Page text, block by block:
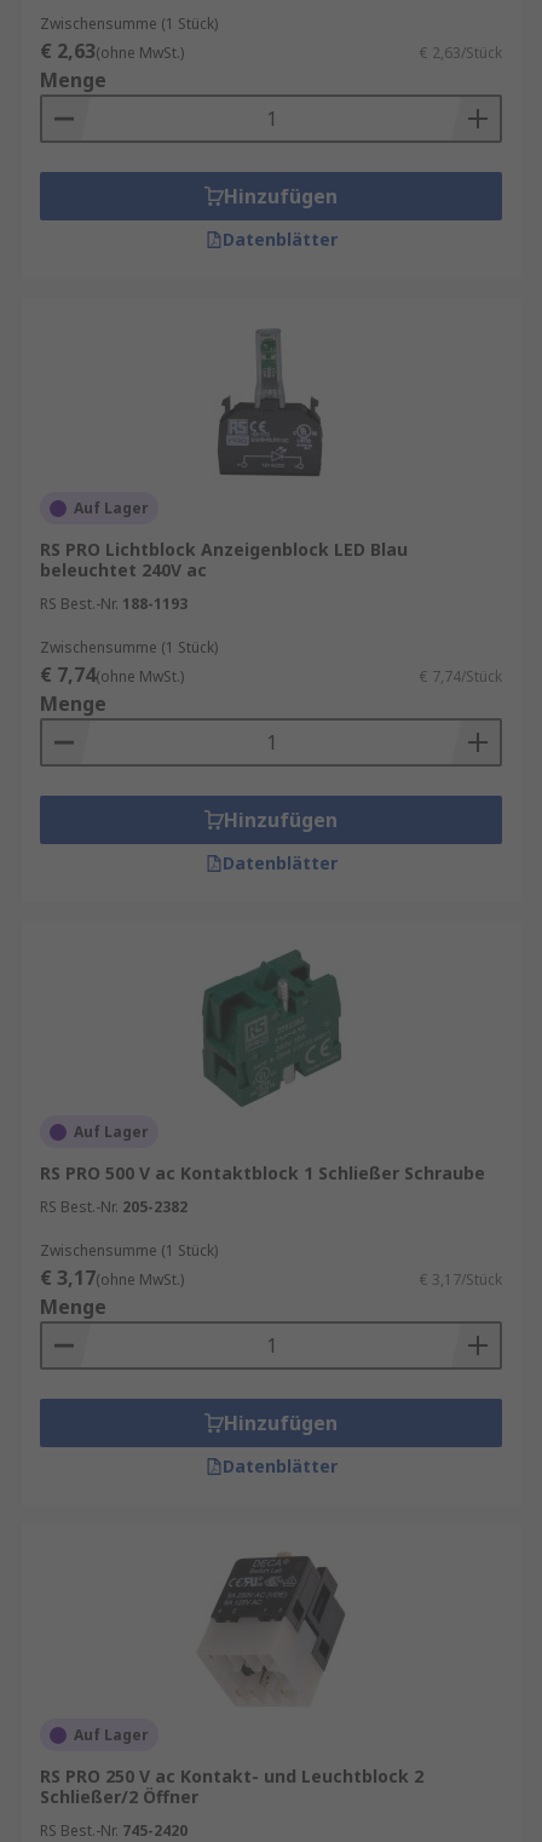
eine garantierte Lieferung am nächsten Werktag
sowie zum Mindestbestellwert für eine
kostenfreie Lieferung finden Sie auf der
jeweiligen Produktseite.
RS ist Ihr Ansprechpartner für
Bestandsmanagement mit unseren
Ergänzend zu Kontaktblöcken kommen oft
sogenannte Lampenfassungen bzw. Leuchtblöcke
zum Einsatz – sie signalisieren durch Licht den
Betriebszustand einer Maschine:
verschiedenen Farben passend zur
Tasterfarbe erhältlich
gewünschten Lichtton
Drucktasterblöcke kombinieren mechanische
Bedienelemente mit elektrischer
Signalweitergabe und sind als modulare
Gebäudeautomation konzipiert. Sie ermöglichen
eine intuitive Bedienung, erhöhen die
Betriebssicherheit und lassen sich flexibel an die
Für jede Anwendung – ob Neubau, Erweiterung
oder Retrofit – finden Sie bei RS die passenden
Kontaktblöcke und Zubehörmodule für Ihre
industriellen Steuerungsanforderungen.
Zwischensumme (1 Stück)
€ 2,63(ohne MwSt.) € 2,63/Stück
Menge
Hinzufügen
Datenblätter
Auf Lager
RS PRO Lichtblock Anzeigenblock LED Blau
beleuchtet 240V ac
RS Best.-Nr. 188-1193
Zwischensumme (1 Stück)
€ 7,74(ohne MwSt.) € 7,74/Stück
Menge
Hinzufügen
Datenblätter
Auf Lager
RS PRO 500 V ac Kontaktblock 1 Schließer Schraube
RS Best.-Nr. 205-2382
Zwischensumme (1 Stück)
€ 3,17(ohne MwSt.) € 3,17/Stück
Menge
Hinzufügen
Datenblätter
Auf Lager
RS PRO 250 V ac Kontakt- und Leuchtblock 2
Schließer/2 Öffner
RS Best.-Nr. 745-2420